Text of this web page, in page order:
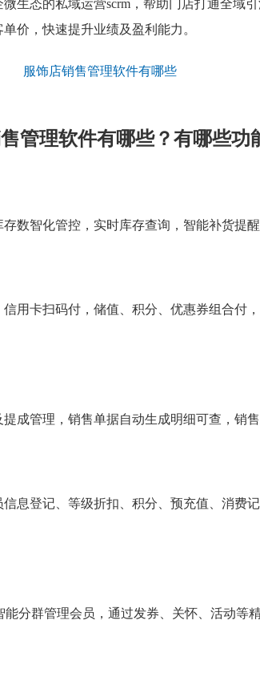
生态的私域运营scrm，帮助门店打通全域
价，快速提升业绩及盈利能力。
管理软件有哪些？有哪些功
数智化管控，实时库存查询，智能补货提醒
用卡扫码付，储值、积分、优惠券组合付
成管理，销售单据自动生成明细可查，销
息登记、等级折扣、积分、预充值、消费
分群管理会员，通过发券、关怀、活动等